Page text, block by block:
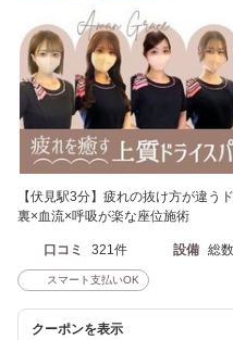
【伏見駅3分】疲れの抜け方が違う
裏×血流×呼吸が楽な座位施術
口コミ 321件 設備 総
スマート支払いOK
クーポンを表示